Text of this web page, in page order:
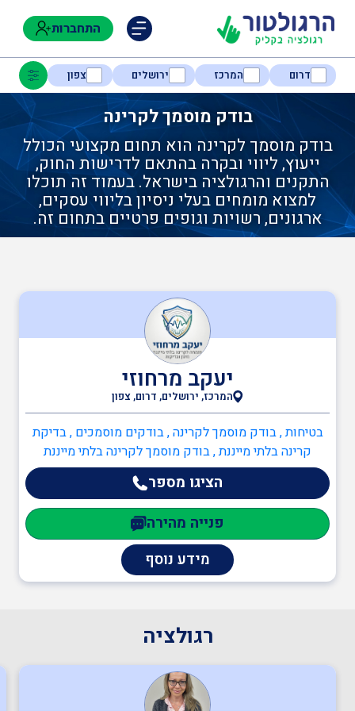
התחברות
דרום המרכז ירושלים צפון
בודק מוסמך לקרינה
בודק מוסמך לקרינה הוא תחום מקצועי הכולל
ייעוץ, ליווי ובקרה בהתאם לדרישות החוק,
התקנים והרגולציה בישראל. בעמוד זה תוכלו
למצוא מומחים בעלי ניסיון בליווי עסקים,
ארגונים, רשויות וגופים פרטיים בתחום זה.
נגישות
חקלאות
ניהול אסונות ומצבי חירום
רופא תעסוקתי
בקר בטיחות
בודק מוסמך לקרינה
בודק מוסמך לאולמות
בודק מוסמך למתקני כושר
וספורט
יעקב מרחוזי
המרכז, ירושלים, דרום, צפון
בטיחות , בודק מוסמך לקרינה , בודקים מוסמכים , בדיקת
קרינה בלתי מייננת , בודק מוסמך לקרינה בלתי מייננת
הציגו מספר
פנייה מהירה
מידע נוסף
רגולציה